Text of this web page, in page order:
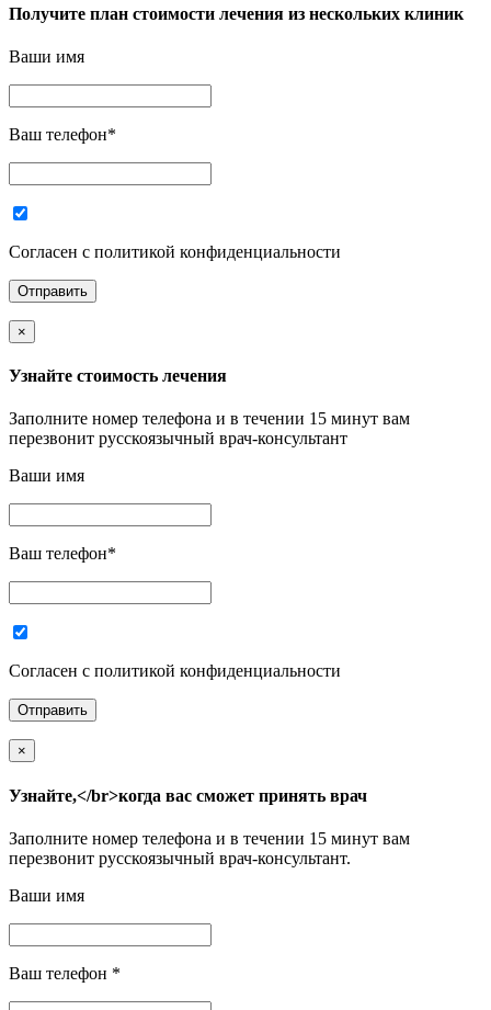
Получите план стоимости лечения из нескольких клиник
Ваши имя
Ваш телефон*
Согласен с политикой конфиденциальности
×
Узнайте стоимость лечения
Заполните номер телефона и в течении 15 минут вам
перезвонит русскоязычный врач-консультант
Ваши имя
Ваш телефон*
Согласен с политикой конфиденциальности
×
Узнайте,</br>когда вас сможет принять врач
Заполните номер телефона и в течении 15 минут вам
перезвонит русскоязычный врач-консультант.
Ваши имя
Ваш телефон *